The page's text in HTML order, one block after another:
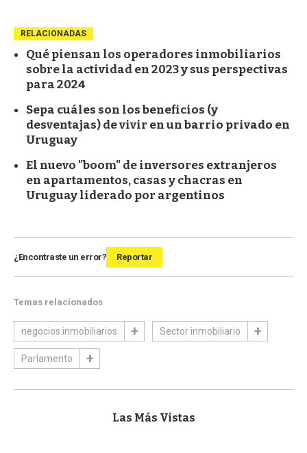
RELACIONADAS
Qué piensan los operadores inmobiliarios
sobre la actividad en 2023 y sus perspectivas
para 2024
Sepa cuáles son los beneficios (y
desventajas) de vivir en un barrio privado en
Uruguay
El nuevo "boom" de inversores extranjeros
en apartamentos, casas y chacras en
Uruguay liderado por argentinos
¿Encontraste un error? Reportar
Temas relacionados
negocios inmobiliarios Sector inmobiliario
Parlamento
Las Más Vistas